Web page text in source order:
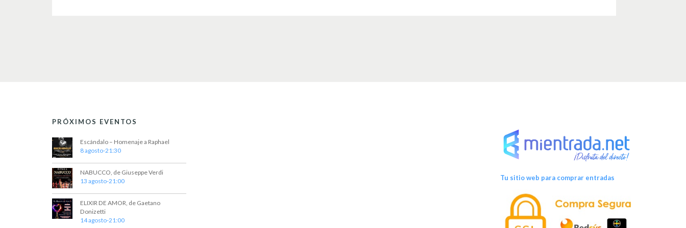
PRÓXIMOS EVENTOS
Escándalo – Homenaje a Raphael
8 agosto-21:30
NABUCCO, de Giuseppe Verdi
13 agosto-21:00
ELIXIR DE AMOR, de Gaetano
Donizetti
14 agosto-21:00
Tu sitio web para comprar entradas